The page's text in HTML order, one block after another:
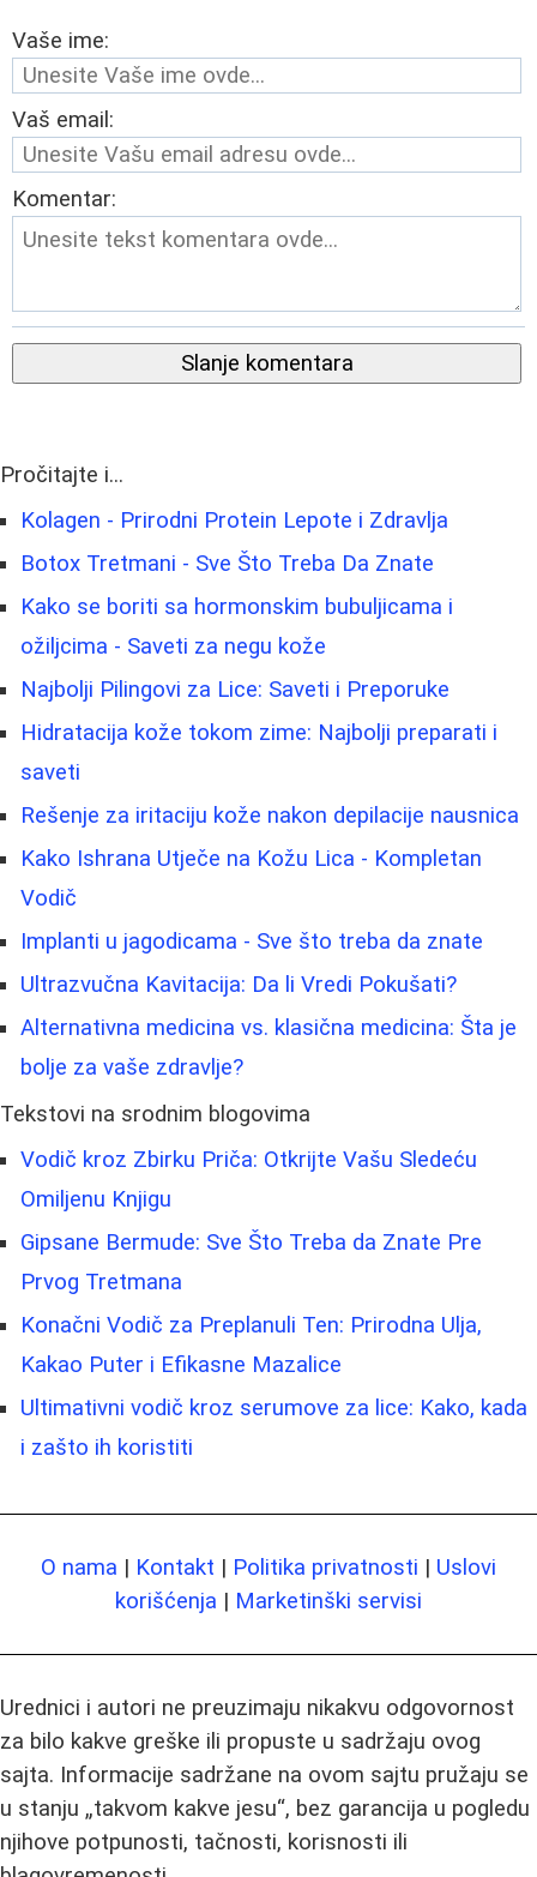
Vaše ime:
Vaš email:
Komentar:
Slanje komentara
Pročitajte i...
Kolagen - Prirodni Protein Lepote i Zdravlja
Botox Tretmani - Sve Što Treba Da Znate
Kako se boriti sa hormonskim bubuljicama i
ožiljcima - Saveti za negu kože
Najbolji Pilingovi za Lice: Saveti i Preporuke
Hidratacija kože tokom zime: Najbolji preparati i
saveti
Rešenje za iritaciju kože nakon depilacije nausnica
Kako Ishrana Utječe na Kožu Lica - Kompletan
Vodič
Implanti u jagodicama - Sve što treba da znate
Ultrazvučna Kavitacija: Da li Vredi Pokušati?
Alternativna medicina vs. klasična medicina: Šta je
bolje za vaše zdravlje?
Tekstovi na srodnim blogovima
Vodič kroz Zbirku Priča: Otkrijte Vašu Sledeću
Omiljenu Knjigu
Gipsane Bermude: Sve Što Treba da Znate Pre
Prvog Tretmana
Konačni Vodič za Preplanuli Ten: Prirodna Ulja,
Kakao Puter i Efikasne Mazalice
Ultimativni vodič kroz serumove za lice: Kako, kada
i zašto ih koristiti
O nama | Kontakt | Politika privatnosti | Uslovi
korišćenja | Marketinški servisi
Urednici i autori ne preuzimaju nikakvu odgovornost
za bilo kakve greške ili propuste u sadržaju ovog
sajta. Informacije sadržane na ovom sajtu pružaju se
u stanju „takvom kakve jesu“, bez garancija u pogledu
njihove potpunosti, tačnosti, korisnosti ili